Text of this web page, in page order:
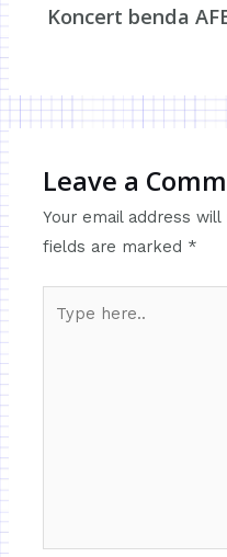
Koncert benda
Leave a
Your email address
fields are marked *